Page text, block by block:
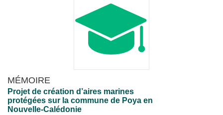
MÉMOIRE
Projet de création d’aires marines
protégées sur la commune de Poya en
Nouvelle-Calédonie